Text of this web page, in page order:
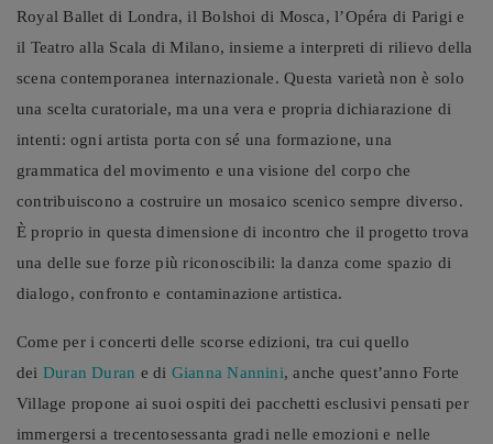
Royal Ballet di Londra, il Bolshoi di Mosca, l’Opéra di Parigi e
il Teatro alla Scala di Milano, insieme a interpreti di rilievo della
scena contemporanea internazionale. Questa varietà non è solo
una scelta curatoriale, ma una vera e propria dichiarazione di
intenti: ogni artista porta con sé una formazione, una
grammatica del movimento e una visione del corpo che
contribuiscono a costruire un mosaico scenico sempre diverso.
È proprio in questa dimensione di incontro che il progetto trova
una delle sue forze più riconoscibili: la danza come spazio di
dialogo, confronto e contaminazione artistica.
Come per i concerti delle scorse edizioni, tra cui quello
dei Duran Duran e di Gianna Nannini, anche quest’anno Forte
Village propone ai suoi ospiti dei pacchetti esclusivi pensati per
immergersi a trecentosessanta gradi nelle emozioni e nelle